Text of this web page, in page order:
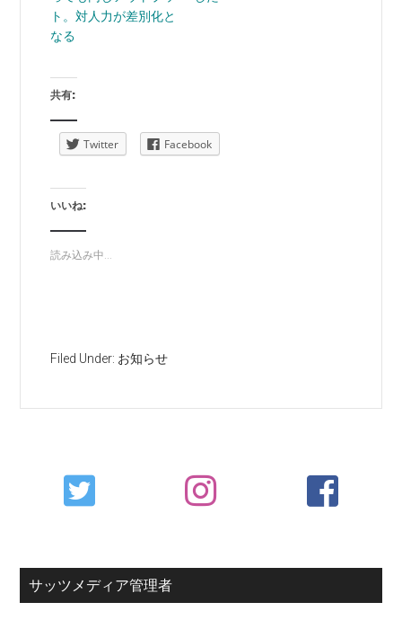
ト。対人力が差別化と
なる
共有:
Twitter Facebook
いいね:
読み込み中...
Filed Under: お知らせ
Primary
Sidebar
サッツメディア管理者